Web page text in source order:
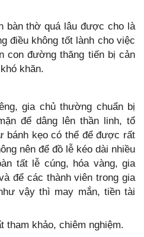
bàn thờ quá lâu được cho là
điều không tốt lành cho việc
con đường thăng tiến bị cản
khăn.
gia chủ thường chuẩn bị
để dâng lên thần linh, tổ
bánh kẹo có thể để được rất
nên để đồ lễ kéo dài nhiều
tất lễ cúng, hóa vàng, gia
để các thành viên trong gia
vậy thì may mắn, tiền tài
tham khảo, chiêm nghiệm.